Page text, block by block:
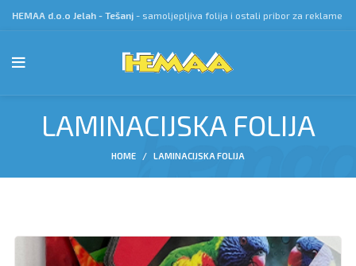
HEMAA d.o.o Jelah - Tešanj - samoljepljiva folija i ostali pribor za reklame
LAMINACIJSKA FOLIJA
HOME LAMINACIJSKA FOLIJA